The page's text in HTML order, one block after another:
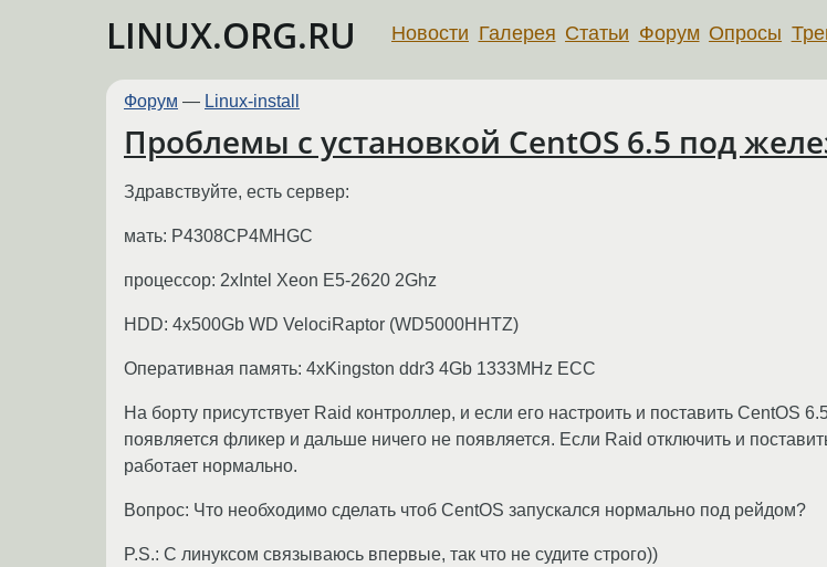
LINUX.ORG.RU Новости Галерея Статьи Форум Опросы
Форум — Linux-install
Проблемы с установкой CentOS 6.5 под
Здравствуйте, есть сервер:
мать: P4308CP4MHGC
процессор: 2xIntel Xeon E5-2620 2Ghz
HDD: 4x500Gb WD VelociRaptor (WD5000HHTZ)
Оперативная память: 4xKingston ddr3 4Gb 1333MHz ECC
На борту присутствует Raid контроллер, и если его настроить и поставить CentOS
появляется фликер и дальше ничего не появляется. Если Raid отключить и
работает нормально.
Вопрос: Что необходимо сделать чтоб CentOS запускался нормально под рейдом?
P.S.: С линуксом связываюсь впервые, так что не судите строго))